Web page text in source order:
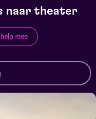
naar theater
mee